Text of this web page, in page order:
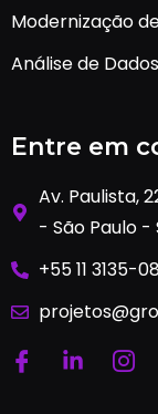
Modernização
Análise de
Entre em
Av. Paulista,
- São Paulo -
+55 11 3135-